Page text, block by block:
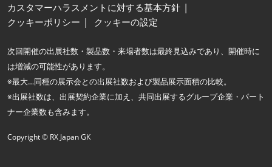
カスタマーハラスメントに対する基本方針
クッキーポリシー
クッキーの設定
次回開催の出展社数・製品数・来場者数は最終見込みであり、開催時に
は増減の可能性があります。
※最大…同種の展示会との出展社数および製品展示面積の比較。
※出展社数は、出展契約企業に加え、共同出展するグループ企業・パート
ナー企業数も含みます。
Copyright © RX Japan GK